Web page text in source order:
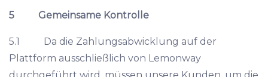
5 Gemeinsame Kontrolle
5.1 Da die Zahlungsabwicklung auf der
Plattform ausschließlich von Lemonway